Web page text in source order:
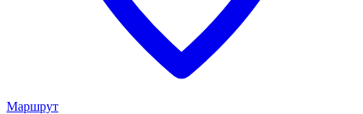
Маршрут